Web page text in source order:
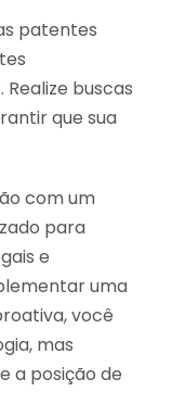
patentes
buscas
que sua
com um
para
e
uma
você
mas
a posição de